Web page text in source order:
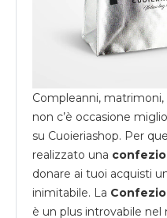
Compleanni,
non c’è occasione
su Cuoieriashop. Per
realizzato una
donare ai tuoi acquisti
inimitabile. La
è un plus introvabile